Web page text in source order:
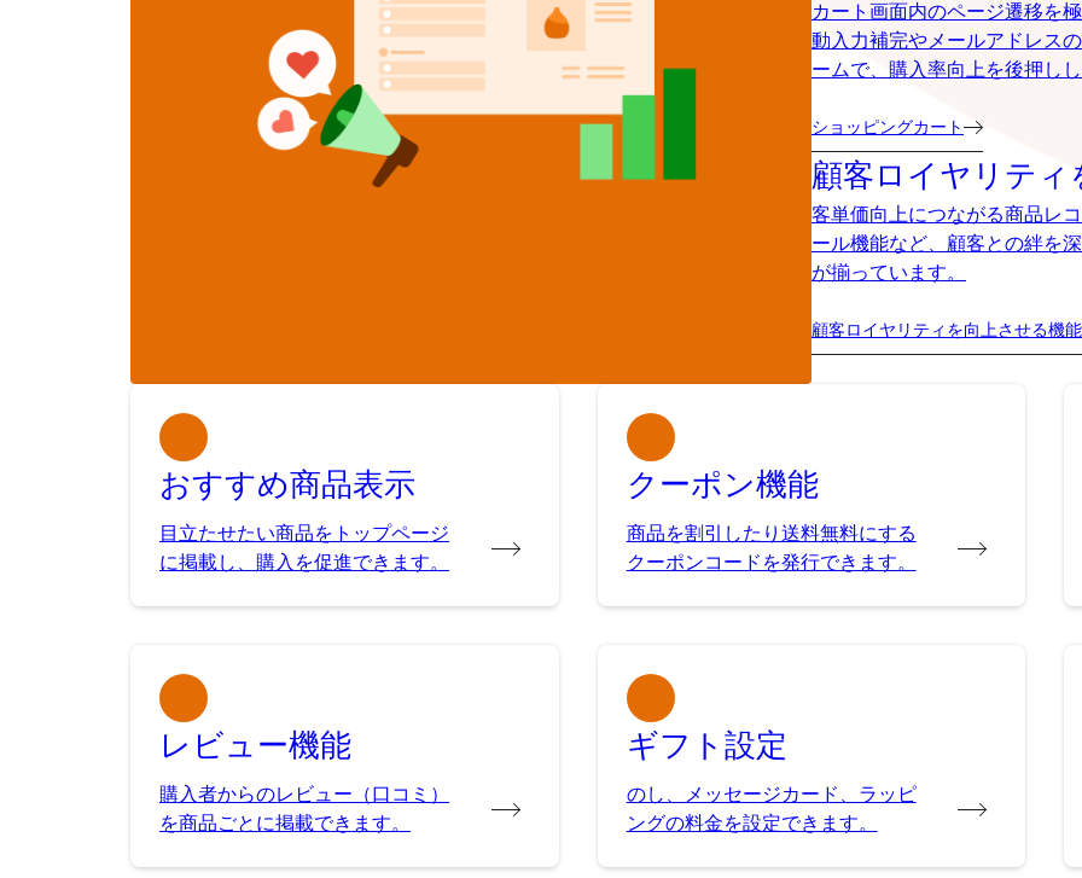
カート画面内のページ遷移を
動入力補完やメールアドレス
ームで、購入率向上を後押し
ショッピングカート
顧客ロイヤリティ
客単価向上につながる商品レ
ール機能など、顧客との絆を
が揃っています。
顧客ロイヤリティを向上させる機能
おすすめ商品表示
目立たせたい商品をトップページ
に掲載し、購入を促進できます。
クーポン機能
商品を割引したり送料無料にする
クーポンコードを発行できます。
レビュー機能
購入者からのレビュー（口コミ）
を商品ごとに掲載できます。
ギフト設定
のし、メッセージカード、ラッピ
ングの料金を設定できます。